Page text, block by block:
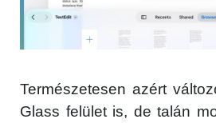
Természetesen azért
Glass felület is, de talán